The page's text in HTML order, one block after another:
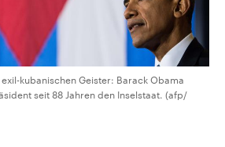
kubanischen Geister: Barack Obama
seit 88 Jahren den Inselstaat. (afp/